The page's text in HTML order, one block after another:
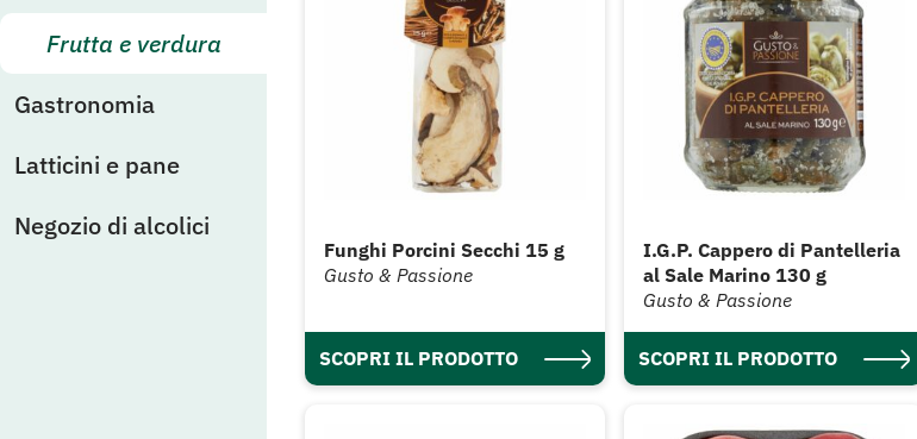
Frutta e verdura
Gastronomia
Latticini e pane
Negozio di alcolici
Funghi Porcini Secchi 15 g
Gusto & Passione
SCOPRI IL PRODOTTO
I.G.P. Cappero di Pantelleria
al Sale Marino 130 g
Gusto & Passione
SCOPRI IL PRODOTTO